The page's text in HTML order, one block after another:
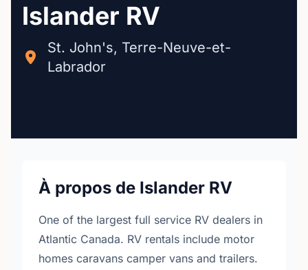
Islander RV
St. John's, Terre-Neuve-et-
Labrador
À propos de Islander RV
One of the largest full service RV dealers in
Atlantic Canada. RV rentals include motor
homes caravans camper vans and trailers.